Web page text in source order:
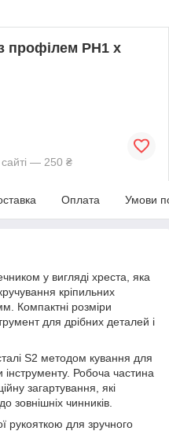
профілем PH1 х
— 250 ₴
Оплата Умови
у вигляді хреста, яка
кріпильних
Компактні розміри
для дрібних деталей і
S2 методом кування для
інструменту. Робоча частина
загартування, які
зовнішніх чинників.
рукояткою для зручного